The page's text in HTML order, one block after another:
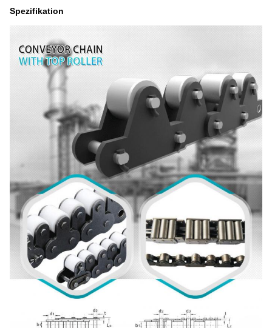
Spezifikation